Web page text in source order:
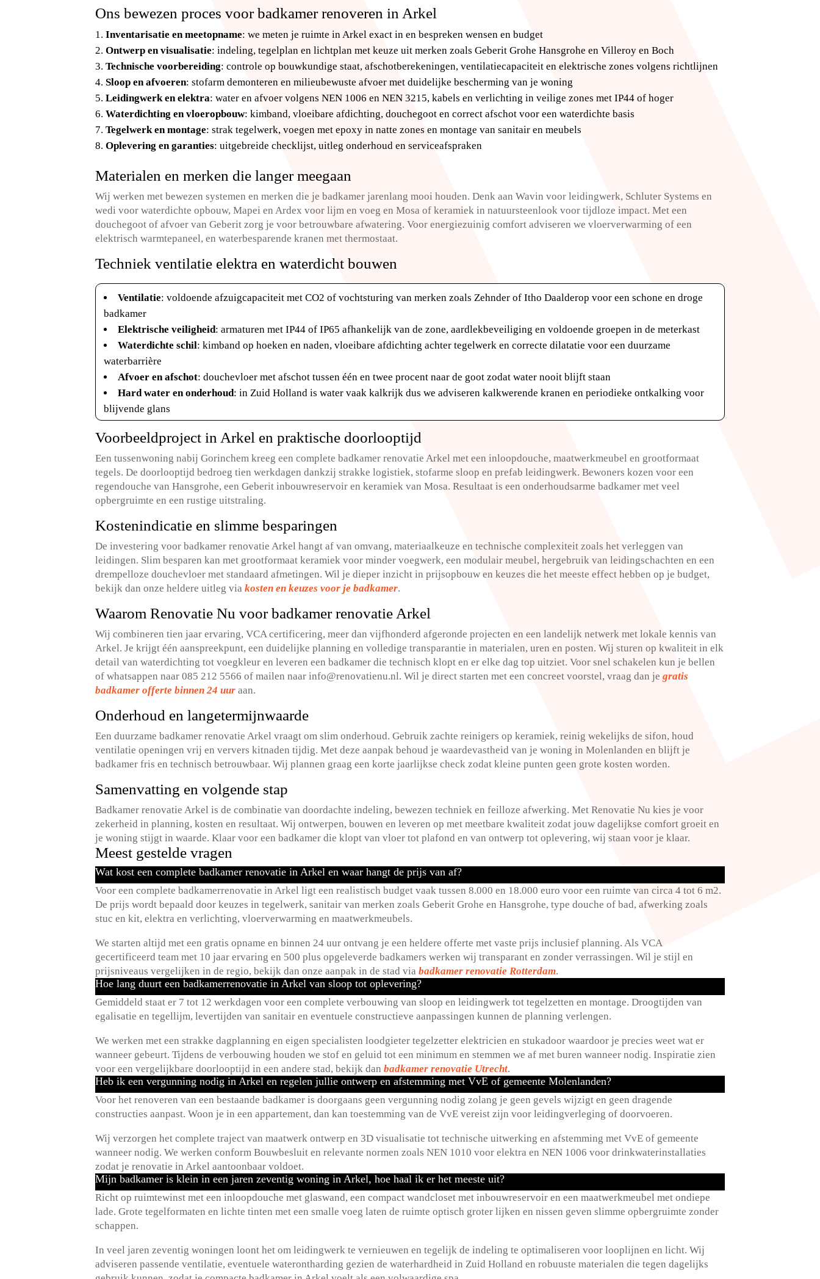
Ons bewezen proces voor badkamer renoveren in Arkel
Inventarisatie en meetopname: we meten je ruimte in Arkel exact in en bespreken wensen en budget
Ontwerp en visualisatie: indeling, tegelplan en lichtplan met keuze uit merken zoals Geberit Grohe Hansgrohe en Villeroy en Boch
Technische voorbereiding: controle op bouwkundige staat, afschotberekeningen, ventilatiecapaciteit en elektrische zones volgens richtlijnen
Sloop en afvoeren: stofarm demonteren en milieubewuste afvoer met duidelijke bescherming van je woning
Leidingwerk en elektra: water en afvoer volgens NEN 1006 en NEN 3215, kabels en verlichting in veilige zones met IP44 of hoger
Waterdichting en vloeropbouw: kimband, vloeibare afdichting, douchegoot en correct afschot voor een waterdichte basis
Tegelwerk en montage: strak tegelwerk, voegen met epoxy in natte zones en montage van sanitair en meubels
Oplevering en garanties: uitgebreide checklijst, uitleg onderhoud en serviceafspraken
Materialen en merken die langer meegaan
Wij werken met bewezen systemen en merken die je badkamer jarenlang mooi houden.​ Denk aan Wavin voor leidingwerk, Schluter Systems en
wedi voor waterdichte opbouw, Mapei en Ardex voor lijm en voeg en Mosa of keramiek in natuursteenlook voor tijdloze impact.​ Met een
douchegoot of afvoer van Geberit zorg je voor betrouwbare afwatering.​ Voor energiezuinig comfort adviseren we vloerverwarming of een
elektrisch warmtepaneel, en waterbesparende kranen met thermostaat.​
Techniek ventilatie elektra en waterdicht bouwen
Ventilatie: voldoende afzuigcapaciteit met CO2 of vochtsturing van merken zoals Zehnder of Itho Daalderop voor een schone en droge
badkamer
Elektrische veiligheid: armaturen met IP44 of IP65 afhankelijk van de zone, aardlekbeveiliging en voldoende groepen in de meterkast
Waterdichte schil: kimband op hoeken en naden, vloeibare afdichting achter tegelwerk en correcte dilatatie voor een duurzame
waterbarrière
Afvoer en afschot: douchevloer met afschot tussen één en twee procent naar de goot zodat water nooit blijft staan
Hard water en onderhoud: in Zuid Holland is water vaak kalkrijk dus we adviseren kalkwerende kranen en periodieke ontkalking voor
blijvende glans
Voorbeeldproject in Arkel en praktische doorlooptijd
Een tussenwoning nabij Gorinchem kreeg een complete badkamer renovatie Arkel met een inloopdouche, maatwerkmeubel en grootformaat
tegels.​ De doorlooptijd bedroeg tien werkdagen dankzij strakke logistiek, stofarme sloop en prefab leidingwerk.​ Bewoners kozen voor een
regendouche van Hansgrohe, een Geberit inbouwreservoir en keramiek van Mosa.​ Resultaat is een onderhoudsarme badkamer met veel
opbergruimte en een rustige uitstraling.​
Kostenindicatie en slimme besparingen
De investering voor badkamer renovatie Arkel hangt af van omvang, materiaalkeuze en technische complexiteit zoals het verleggen van
leidingen.​ Slim besparen kan met grootformaat keramiek voor minder voegwerk, een modulair meubel, hergebruik van leidingschachten en een
drempelloze douchevloer met standaard afmetingen.​ Wil je dieper inzicht in prijsopbouw en keuzes die het meeste effect hebben op je budget,
bekijk dan onze heldere uitleg viakosten en keuzes voor je badkamer.​
Waarom Renovatie Nu voor badkamer renovatie Arkel
Wij combineren tien jaar ervaring, VCA certificering, meer dan vijfhonderd afgeronde projecten en een landelijk netwerk met lokale kennis van
Arkel.​ Je krijgt één aanspreekpunt, een duidelijke planning en volledige transparantie in materialen, uren en posten.​ Wij sturen op kwaliteit in elk
detail van waterdichting tot voegkleur en leveren een badkamer die technisch klopt en er elke dag top uitziet.​ Voor snel schakelen kun je bellen
of whatsappen naar 085 212 5566 of mailen naar info@renovatienu.​nl.​ Wil je direct starten met een concreet voorstel, vraag dan jegratis
badkamer offerte binnen 24 uur aan.​
Onderhoud en langetermijnwaarde
Een duurzame badkamer renovatie Arkel vraagt om slim onderhoud.​ Gebruik zachte reinigers op keramiek, reinig wekelijks de sifon, houd
ventilatie openingen vrij en ververs kitnaden tijdig.​ Met deze aanpak behoud je waardevastheid van je woning in Molenlanden en blijft je
badkamer fris en technisch betrouwbaar.​ Wij plannen graag een korte jaarlijkse check zodat kleine punten geen grote kosten worden.​
Samenvatting en volgende stap
Badkamer renovatie Arkel is de combinatie van doordachte indeling, bewezen techniek en feilloze afwerking.​ Met Renovatie Nu kies je voor
zekerheid in planning, kosten en resultaat.​ Wij ontwerpen, bouwen en leveren op met meetbare kwaliteit zodat jouw dagelijkse comfort groeit en
je woning stijgt in waarde.​ Klaar voor een badkamer die klopt van vloer tot plafond en van ontwerp tot oplevering, wij staan voor je klaar.​
Meest gestelde vragen
Wat kost een complete badkamer renovatie in Arkel en waar hangt de prijs van af?
Voor een complete badkamerrenovatie in Arkel ligt een realistisch budget vaak tussen 8.​000 en 18.​000 euro voor een ruimte van circa 4 tot 6 m2.​
De prijs wordt bepaald door keuzes in tegelwerk, sanitair van merken zoals Geberit Grohe en Hansgrohe, type douche of bad, afwerking zoals
stuc en kit, elektra en verlichting, vloerverwarming en maatwerkmeubels.​
We starten altijd met een gratis opname en binnen 24 uur ontvang je een heldere offerte met vaste prijs inclusief planning.​ Als VCA
gecertificeerd team met 10 jaar ervaring en 500 plus opgeleverde badkamers werken wij transparant en zonder verrassingen.​ Wil je stijl en
prijsniveaus vergelijken in de regio, bekijk dan onze aanpak in de stad viabadkamer renovatie Rotterdam.​
Hoe lang duurt een badkamerrenovatie in Arkel van sloop tot oplevering?
Gemiddeld staat er 7 tot 12 werkdagen voor een complete verbouwing van sloop en leidingwerk tot tegelzetten en montage.​ Droogtijden van
egalisatie en tegellijm, levertijden van sanitair en eventuele constructieve aanpassingen kunnen de planning verlengen.​
We werken met een strakke dagplanning en eigen specialisten loodgieter tegelzetter elektricien en stukadoor waardoor je precies weet wat er
wanneer gebeurt.​ Tijdens de verbouwing houden we stof en geluid tot een minimum en stemmen we af met buren wanneer nodig.​ Inspiratie zien
voor een vergelijkbare doorlooptijd in een andere stad, bekijk danbadkamer renovatie Utrecht.​
Heb ik een vergunning nodig in Arkel en regelen jullie ontwerp en afstemming met VvE of gemeente Molenlanden?
Voor het renoveren van een bestaande badkamer is doorgaans geen vergunning nodig zolang je geen gevels wijzigt en geen dragende
constructies aanpast.​ Woon je in een appartement, dan kan toestemming van de VvE vereist zijn voor leidingverleging of doorvoeren.​
Wij verzorgen het complete traject van maatwerk ontwerp en 3D visualisatie tot technische uitwerking en afstemming met VvE of gemeente
wanneer nodig.​ We werken conform Bouwbesluit en relevante normen zoals NEN 1010 voor elektra en NEN 1006 voor drinkwaterinstallaties
zodat je renovatie in Arkel aantoonbaar voldoet.​
Mijn badkamer is klein in een jaren zeventig woning in Arkel, hoe haal ik er het meeste uit?
Richt op ruimtewinst met een inloopdouche met glaswand, een compact wandcloset met inbouwreservoir en een maatwerkmeubel met ondiepe
lade.​ Grote tegelformaten en lichte tinten met een smalle voeg laten de ruimte optisch groter lijken en nissen geven slimme opbergruimte zonder
schappen.​
In veel jaren zeventig woningen loont het om leidingwerk te vernieuwen en tegelijk de indeling te optimaliseren voor looplijnen en licht.​ Wij
adviseren passende ventilatie, eventuele waterontharding gezien de waterhardheid in Zuid Holland en robuuste materialen die tegen dagelijks